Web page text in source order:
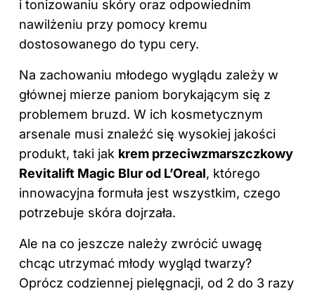
i tonizowaniu skóry oraz odpowiednim
nawilżeniu przy pomocy kremu
dostosowanego do typu cery.
Na zachowaniu młodego wyglądu zależy w
głównej mierze paniom borykającym się z
problemem bruzd. W ich kosmetycznym
arsenale musi znaleźć się wysokiej jakości
produkt, taki jak krem przeciwzmarszczkowy
Revitalift Magic Blur od L’Oreal, którego
innowacyjna formuła jest wszystkim, czego
potrzebuje skóra dojrzała.
Ale na co jeszcze należy zwrócić uwagę
chcąc utrzymać młody wygląd twarzy?
Oprócz codziennej pielęgnacji, od 2 do 3 razy